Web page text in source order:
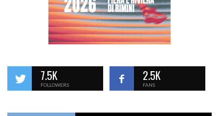
7.5K
FOLLOWERS
2.5K
FANS